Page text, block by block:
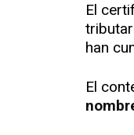
El
han
El